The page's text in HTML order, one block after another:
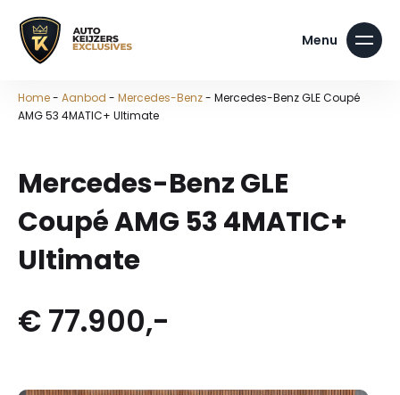
Home- Aanbod - Mercedes-Benz- Mercedes-Benz GLE Coupé
AMG 53 4MATIC+ Ultimate
Mercedes-Benz GLE
Coupé AMG 53 4MATIC+
Ultimate
€ 77.900,-